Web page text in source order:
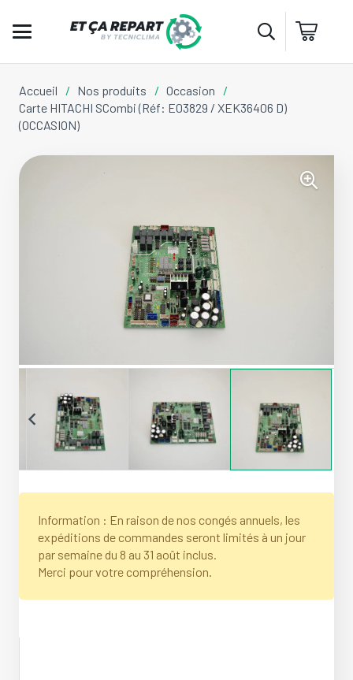
Accueil / Nos produits / Occasion
/
Carte HITACHI SCombi (Réf: E03829 / XEK36406 D)
(OCCASION)
Information : En raison de nos congés annuels, les
expéditions de commandes seront limités à un jour
par semaine du 8 au 31 août inclus.
Merci pour votre compréhension.